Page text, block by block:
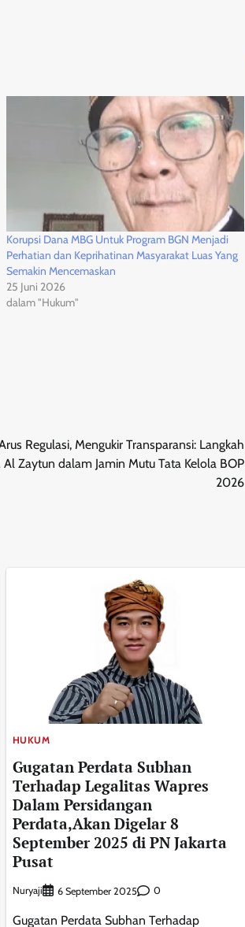
Korupsi Dana MBG Untuk Program BGN Menjadi
Perhatian dan Keprihatinan Masyarakat Luas Yang
Semakin Mencemaskan
25 Juni 2026
dalam "Hukum"
Regulasi, Mengukir Transparansi: Langkah
Al Zaytun dalam Jamin Mutu Tata Kelola BOP
2026
HUKUM
Gugatan Perdata Subhan
Terhadap Legalitas Wapres
Dalam Persidangan
Perdata,Akan Digelar 8
September 2025 di PN Jakarta
Pusat
Nuryaji 6 September 2025 0
Gugatan Perdata Subhan Terhadap